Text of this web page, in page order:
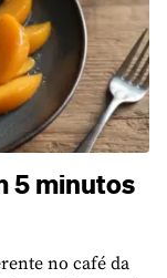
5 minutos
no café da